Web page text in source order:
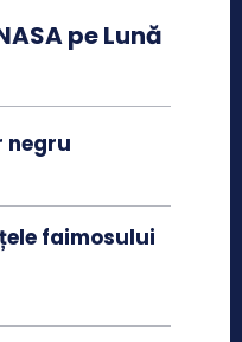
pe Lună
negru
faimosului